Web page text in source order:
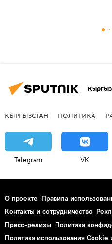
КЫРГЫЗСТАН ПОЛИТИКА
Telegram VK
О проекте Правила
Контакты и сотрудничество
Пресс-релизы Политика
Политика использования Cookie